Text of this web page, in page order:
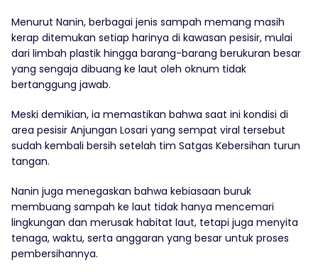
Menurut Nanin, berbagai jenis sampah memang masih
kerap ditemukan setiap harinya di kawasan pesisir, mulai
dari limbah plastik hingga barang-barang berukuran besar
yang sengaja dibuang ke laut oleh oknum tidak
bertanggung jawab.
Meski demikian, ia memastikan bahwa saat ini kondisi di
area pesisir Anjungan Losari yang sempat viral tersebut
sudah kembali bersih setelah tim Satgas Kebersihan turun
tangan.
Nanin juga menegaskan bahwa kebiasaan buruk
membuang sampah ke laut tidak hanya mencemari
lingkungan dan merusak habitat laut, tetapi juga menyita
tenaga, waktu, serta anggaran yang besar untuk proses
pembersihannya.